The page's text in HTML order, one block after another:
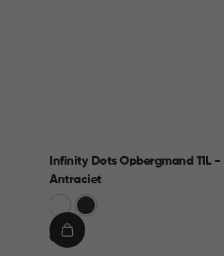
Infinity Dots Opbergmand 11L -
Antraciet
Donkergrijs
€€ 8,95
IN